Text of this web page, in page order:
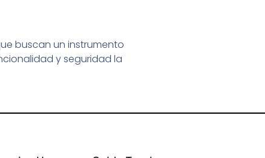
buscan un instrumento
y seguridad la